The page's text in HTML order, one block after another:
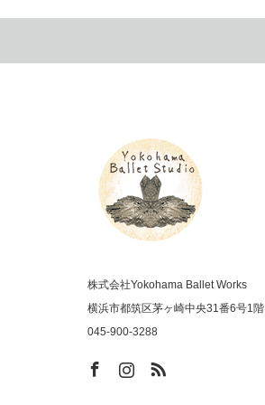
株式会社Yokohama Ballet Works
横浜市都筑区茅ヶ崎中央31番6号1階
045-900-3288